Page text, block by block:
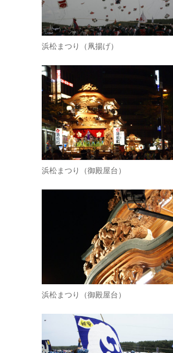
浜松まつり（凧揚げ）
浜松まつり（御殿屋台）
浜松まつり（御殿屋台）